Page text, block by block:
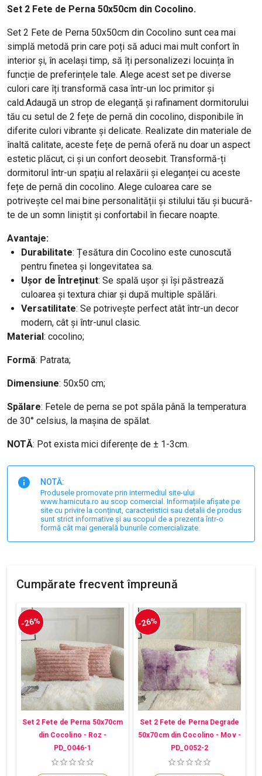
Set 2 Fete de Perna 50x50cm din Cocolino.
Set 2 Fete de Perna 50x50cm din Cocolino sunt cea mai
simplă metodă prin care poți să aduci mai mult confort în
interior și, în același timp, să îți personalizezi locuința în
funcție de preferințele tale. Alege acest set pe diverse
culori care îți transformă casa într-un loc primitor și
cald.Adaugă un strop de eleganță și rafinament dormitorului
tău cu setul de 2 fețe de pernă din cocolino, disponibile în
diferite culori vibrante și delicate. Realizate din materiale de
înaltă calitate, aceste fețe de pernă oferă nu doar un aspect
estetic plăcut, ci și un confort deosebit. Transformă-ți
dormitorul într-un spațiu al relaxării și eleganței cu aceste
fețe de pernă din cocolino. Alege culoarea care se
potrivește cel mai bine personalității și stilului tău și bucură-
te de un somn liniștit și confortabil în fiecare noapte.
Avantaje:
Durabilitate: Țesătura din Cocolino este cunoscută
pentru finetea și longevitatea sa.
Ușor de Întreținut: Se spală ușor și își păstrează
culoarea și textura chiar și după multiple spălări.
Versatilitate: Se potrivește perfect atât într-un decor
modern, cât și într-unul clasic.
Material: cocolino;
Formă: Patrata;
Dimensiune: 50x50 cm;
Spălare: Fetele de perna se pot spăla până la temperatura
de 30° celsius, la mașina de spălat.
NOTĂ: Pot exista mici diferențe de ± 1-3cm.
NOTĂ:
Produsele promovate prin intermediul site-ului
www.harnicuta.ro au scop comercial. Informațiile afișate pe
site cu privire la conținut, caracteristici sau detalii de produs
sunt strict informative și au scopul de a prezenta într-o
formă cât mai generală bunurile comercializate.
Cumpărate frecvent împreună
-26%
Set 2 Fete de Perna 50x70cm
din Cocolino - Roz -
PD_O046-1
-26%
Set 2 Fete de Perna Degrade
50x70cm din Cocolino - Mov -
PD_O052-2